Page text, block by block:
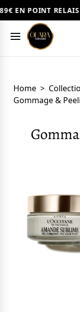
EN POINT RELAIS.
Home >
Gommage &